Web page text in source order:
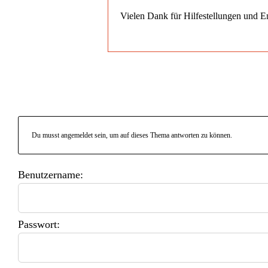
Vielen Dank für Hilfestellungen und
Du musst angemeldet sein, um auf dieses Thema antworten zu können.
Benutzername:
Passwort: